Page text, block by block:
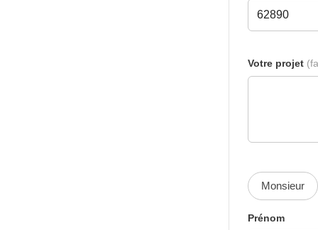
Votre projet
Monsieur
Prénom